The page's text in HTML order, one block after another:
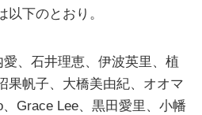
下のとおり。
、石井理恵、伊波英里、植
果帆子、大橋美由紀、オオマ
Grace Lee、黒田愛里、小幡